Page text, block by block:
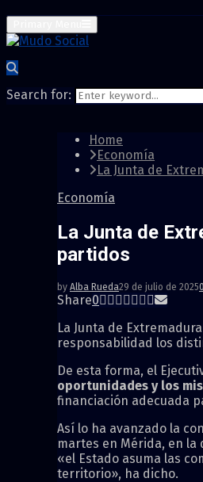
Search for:
Home
Economía
La Junta de
Economía
La Junta de
partidos
by Alba Rueda29 de julio de 20250
Share0
La Junta de Extremadura
responsabilidad los
De esta forma, el
oportunidades y los
financiación adecuada
Así lo ha avanzado la
martes en Mérida, en la
«el Estado asuma las
territorio», ha dicho.